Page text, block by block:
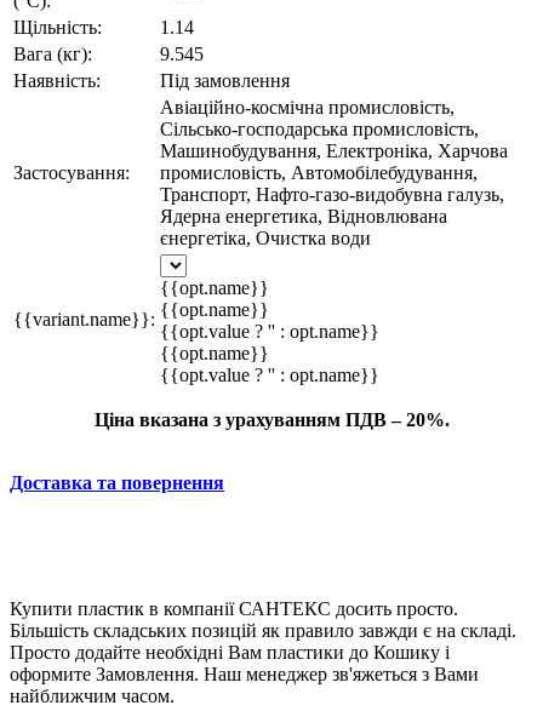
Щільність:
1.14
Вага (кг):
9.545
Наявність:
Під замовлення
Застосування:
Авіаційно-космічна промисловість,
Сільсько-господарська промисловість,
Машинобудування, Електроніка, Харчова
промисловість, Автомобілебудування,
Транспорт, Нафто-газо-видобувна галузь,
Ядерна енергетика, Відновлювана
єнергетіка, Очистка води
{{variant.name}}:
{{opt.name}}
{{opt.name}}
{{opt.value ? '' : opt.name}}
{{opt.name}}
{{opt.value ? '' : opt.name}}
Ціна вказана з урахуванням ПДВ – 20%.
Доставка та повернення
Купити пластик в компанії САНТЕКС досить просто.
Більшість складських позицій як правило завжди є на складі.
Просто додайте необхідні Вам пластики до Кошику і
оформите Замовлення. Наш менеджер зв'яжеться з Вами
найближчим часом.